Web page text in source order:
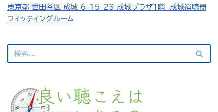
東京都 世田谷区 成城 6-15-23 成城プラザ1階 成城補聴器
フィッティングルーム